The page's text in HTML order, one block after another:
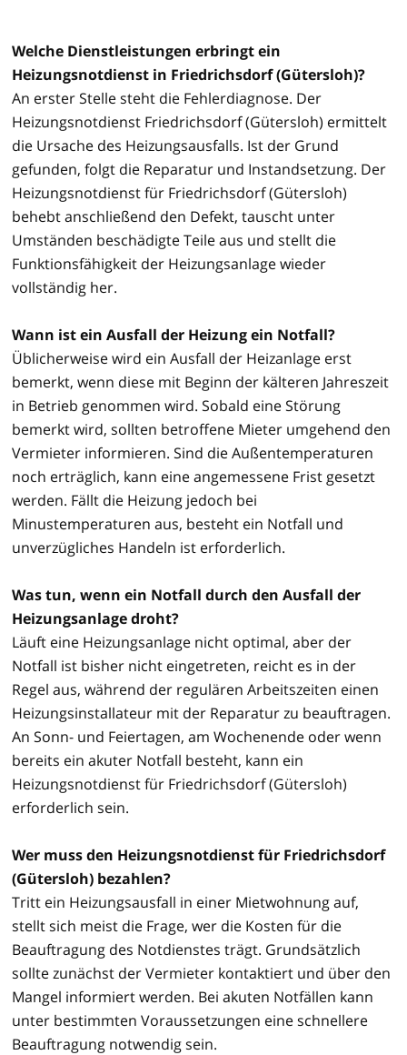
Welche Dienstleistungen erbringt ein
Heizungsnotdienst in Friedrichsdorf (Gütersloh)?
An erster Stelle steht die Fehlerdiagnose. Der
Heizungsnotdienst Friedrichsdorf (Gütersloh) ermittelt
die Ursache des Heizungsausfalls. Ist der Grund
gefunden, folgt die Reparatur und Instandsetzung. Der
Heizungsnotdienst für Friedrichsdorf (Gütersloh)
behebt anschließend den Defekt, tauscht unter
Umständen beschädigte Teile aus und stellt die
Funktionsfähigkeit der Heizungsanlage wieder
vollständig her.
Wann ist ein Ausfall der Heizung ein Notfall?
Üblicherweise wird ein Ausfall der Heizanlage erst
bemerkt, wenn diese mit Beginn der kälteren Jahreszeit
in Betrieb genommen wird. Sobald eine Störung
bemerkt wird, sollten betroffene Mieter umgehend den
Vermieter informieren. Sind die Außentemperaturen
noch erträglich, kann eine angemessene Frist gesetzt
werden. Fällt die Heizung jedoch bei
Minustemperaturen aus, besteht ein Notfall und
unverzügliches Handeln ist erforderlich.
Was tun, wenn ein Notfall durch den Ausfall der
Heizungsanlage droht?
Läuft eine Heizungsanlage nicht optimal, aber der
Notfall ist bisher nicht eingetreten, reicht es in der
Regel aus, während der regulären Arbeitszeiten einen
Heizungsinstallateur mit der Reparatur zu beauftragen.
An Sonn- und Feiertagen, am Wochenende oder wenn
bereits ein akuter Notfall besteht, kann ein
Heizungsnotdienst für Friedrichsdorf (Gütersloh)
erforderlich sein.
Wer muss den Heizungsnotdienst für Friedrichsdorf
(Gütersloh) bezahlen?
Tritt ein Heizungsausfall in einer Mietwohnung auf,
stellt sich meist die Frage, wer die Kosten für die
Beauftragung des Notdienstes trägt. Grundsätzlich
sollte zunächst der Vermieter kontaktiert und über den
Mangel informiert werden. Bei akuten Notfällen kann
unter bestimmten Voraussetzungen eine schnellere
Beauftragung notwendig sein.